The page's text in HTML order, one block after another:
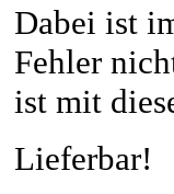
Dabei ist
Fehler
ist mit
Lieferbar!